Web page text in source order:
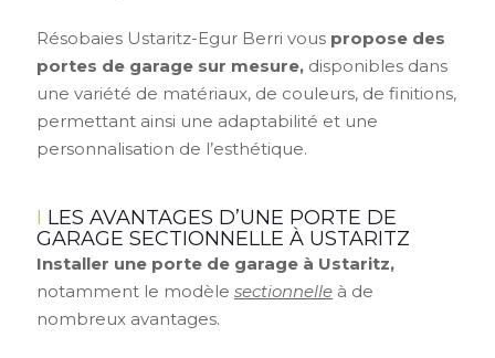
Résobaies Ustaritz-Egur Berri vous propose des
portes de garage sur mesure, disponibles dans
une variété de matériaux, de couleurs, de finitions,
permettant ainsi une adaptabilité et une
personnalisation de l’esthétique.
LES AVANTAGES D’UNE PORTE DE
GARAGE SECTIONNELLE À USTARITZ
Installer une porte de garage à Ustaritz,
notamment le modèle sectionnelle à de
nombreux avantages.